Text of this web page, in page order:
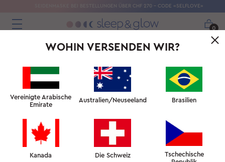
SEIDENMASKE BEI BESTELLUNGEN ÜBER CHF 270 – CODE «SELFLOVE»
0
SCHLAFEN SIE BESSER ALS
WOHIN VERSENDEN WIR?
Vereinigte Arabische
Emirate
Australien/Neuseeland Brasilien
Kanada Die Schweiz
Tschechische